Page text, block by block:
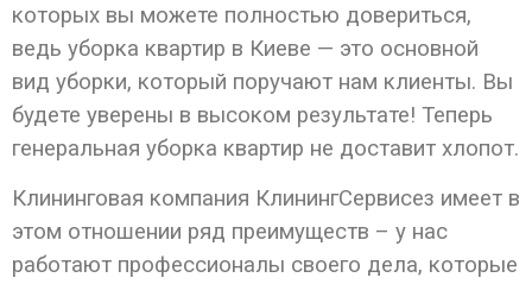
которых вы можете полностью довериться,
ведь уборка квартир в Киеве — это основной
вид уборки, который поручают нам клиенты. Вы
будете уверены в высоком результате! Теперь
генеральная уборка квартир не доставит хлопот.
Клининговая компания КлинингСервисез имеет в
этом отношении ряд преимуществ – у нас
работают профессионалы своего дела, которые